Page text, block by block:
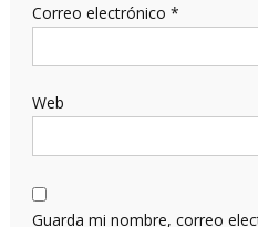
Correo electrónico *
Web
Guarda mi nombre, correo